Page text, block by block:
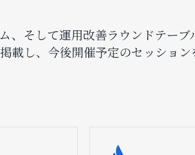
ゲ
ー
ョ
、そして運用改善ラウンドテーブ
し、今後開催予定のセッション
Image